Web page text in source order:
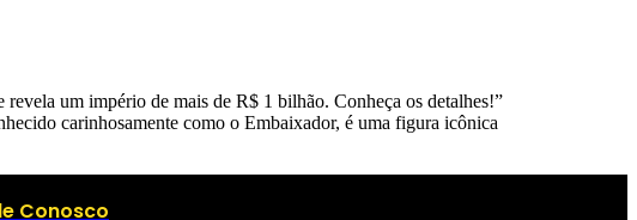
um império de mais de R$ 1 bilhão. Conheça os detalhes!”
carinhosamente como o Embaixador, é uma figura icônica
Conosco